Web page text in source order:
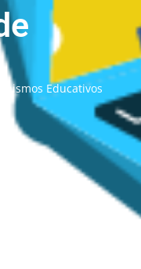
Educativos